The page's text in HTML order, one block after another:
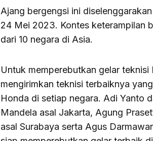
Ajang bergengsi ini
24 Mei 2023. Kontes keterampilan
dari 10 negara di Asia.
Untuk memperebutkan gelar
mengirimkan teknisi terbaiknya
Honda di setiap negara. Adi Yanto
Mandela asal Jakarta, Agung
asal Surabaya serta Agus